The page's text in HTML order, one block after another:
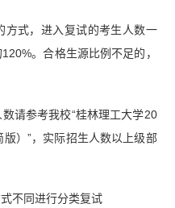
方式，进入复试的考生人数一
。合格生源比例不足的，
请参考我校“桂林理工大学20
）”，实际招生人数以上级部
不同进行分类复试